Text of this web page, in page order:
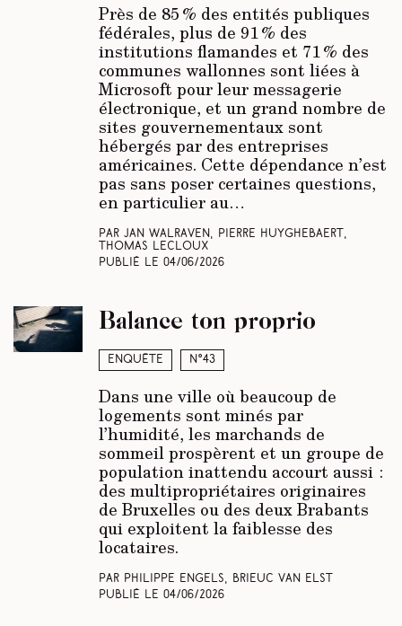
Près de 85 % des entités publiques
fédérales, plus de 91 % des
institutions flamandes et 71 % des
communes wallonnes sont liées à
Microsoft pour leur messagerie
électronique, et un grand nombre de
sites gouvernementaux sont
hébergés par des entreprises
américaines. Cette dépendance n’est
pas sans poser certaines questions,
en particulier au…
Par Jan Walraven, Pierre Huyghebaert,
Thomas Lecloux
Publié le 04/06/2026
Enquête N°43
Balance ton proprio
Dans une ville où beaucoup de
logements sont minés par
l’humidité, les marchands de
sommeil prospèrent et un groupe de
population inattendu accourt aussi :
des multipropriétaires originaires
de Bruxelles ou des deux Brabants
qui exploitent la faiblesse des
locataires.
Par Philippe Engels, Brieuc Van Elst
Publié le 04/06/2026